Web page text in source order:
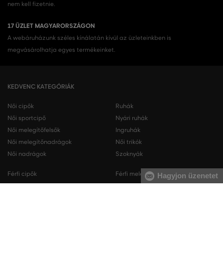
nem kell fizetnie.
17 ÜZLET MAGYARORSZÁGON
A webáruházunk széles kínálatán kívül az üzleteinkben is
megvásárolhatja egyes termékeinket.
KEDVENC KATEGÓRIÁK
Női cipők
Női sportcipő
Női melegítőfelsők
Női melegítőnadrágok
Női nadrágok
Ruhák
Nyári ruhák
Ingruhák
Női trikók
Szoknyák
Férfi cipők
Férfi melegítőfelsőkHagyjon üzenetet